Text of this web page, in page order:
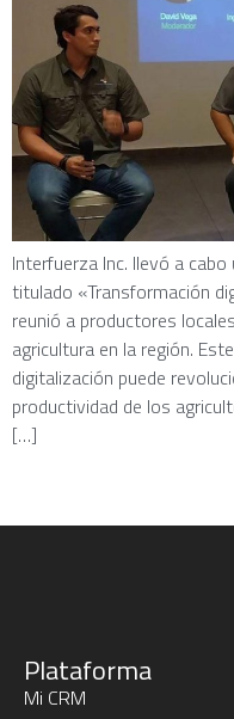
Interfuerza Inc. llevó a
titulado «Transformación
reunió a productores
agricultura en la región.
digitalización puede
productividad de los
[…]
Plataforma
Mi CRM